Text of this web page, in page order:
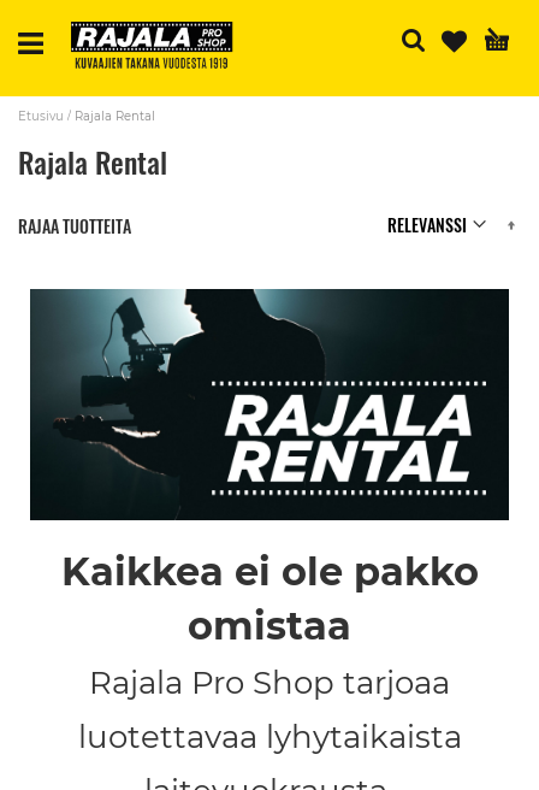
Etusivu Rajala Rental
Rajala Rental
Kaikkea ei ole pakko
omistaa
Rajala Pro Shop tarjoaa
luotettavaa lyhytaikaista
RAJAA TUOTTEITA